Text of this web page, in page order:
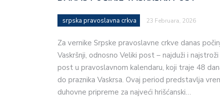
srpska pravoslavna crkva 23 Februara, 2026
Za vernike Srpske pravoslavne crkve danas
Vaskršnji, odnosno Veliki post – najduži i najstroži
post u pravoslavnom kalendaru, koji traje 48
do praznika Vaskrsa. Ovaj period predstavlja
duhovne pripreme za najveći hrišćanski…